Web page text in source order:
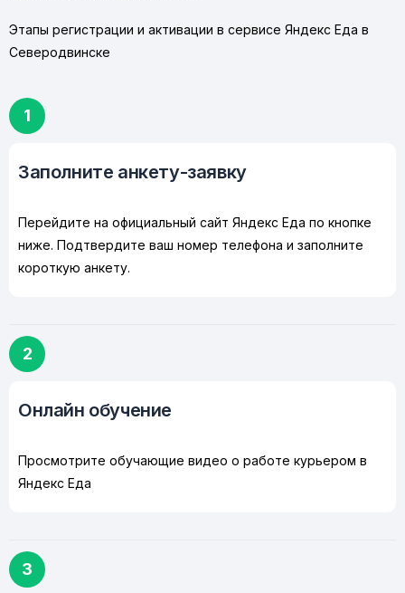
Этапы регистрации и активации в сервисе Яндекс Еда в
Северодвинске
1
Заполните анкету-заявку
Перейдите на официальный сайт Яндекс Еда по кнопке
ниже. Подтвердите ваш номер телефона и заполните
короткую анкету.
2
Онлайн обучение
Просмотрите обучающие видео о работе курьером в
Яндекс Еда
3